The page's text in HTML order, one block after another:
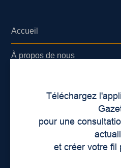
Téléchargez
pour une
et créer votre fil
Accueil
À propos de nous
Lieux de distribution